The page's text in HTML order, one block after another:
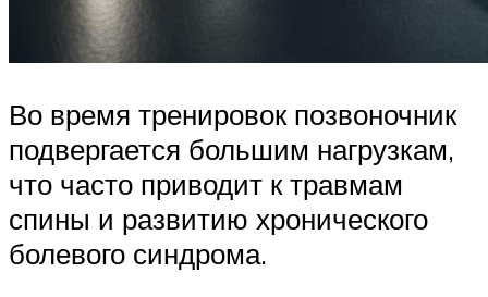
Во время тренировок позвоночник
подвергается большим нагрузкам,
что часто приводит к травмам
спины и развитию хронического
болевого синдрома.